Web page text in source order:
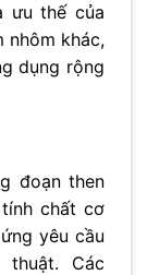
ưu thế của
nhôm khác,
dụng rộng
đoạn then
chất cơ
yêu cầu
Các